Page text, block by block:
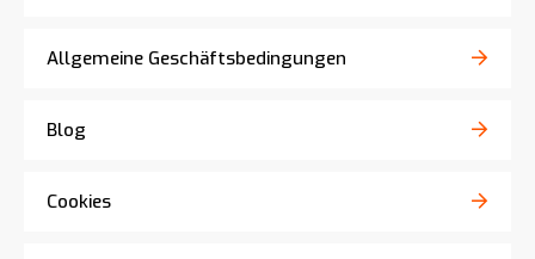
Allgemeine Geschäftsbedingungen
Blog
Cookies